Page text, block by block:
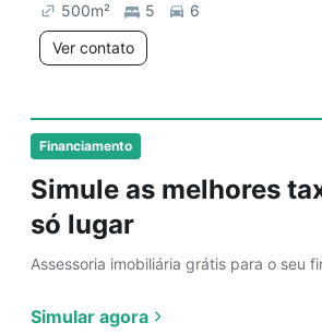
Financiamento
Simule as melhores
só lugar
Assessoria imobiliária grátis para o seu
Simular agora
500m² 5
6
Ver contato